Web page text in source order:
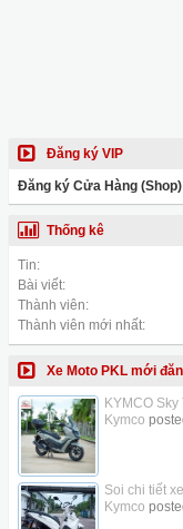
Đăng ký VIP
Đăng ký Cửa Hàng
Thống kê
Tin:
Bài viết:
Thành viên:
Thành viên mới nhất:
Xe Moto PKL mới
KYMCO
Kymco
Soi chi tiết
Kymco